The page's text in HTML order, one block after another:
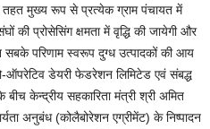
तहत मुख्य रूप से प्रत्येक ग्राम पंचायत में
की प्रोसेसिंग क्षमता में वृद्धि की जायेगी और
सबके परिणाम स्वरूप दुग्ध उत्पादकों की आय
ऑपरेटिव डेयरी फेडरेशन लिमिटेड एवं संबद्ध
बीच केन्द्रीय सहकारिता मंत्री श्री अमित
अनुबंध (कोलैबोरेशन एग्रीमेंट) के निष्पादन